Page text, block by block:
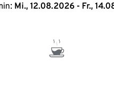
Mi., 12.08.2026 - Fr.,